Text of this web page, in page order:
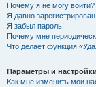
Почему я не могу войти?
Я давно
Я забыл пароль!
Почему мне
Что делает функция
Параметры и
Как мне изменить мои